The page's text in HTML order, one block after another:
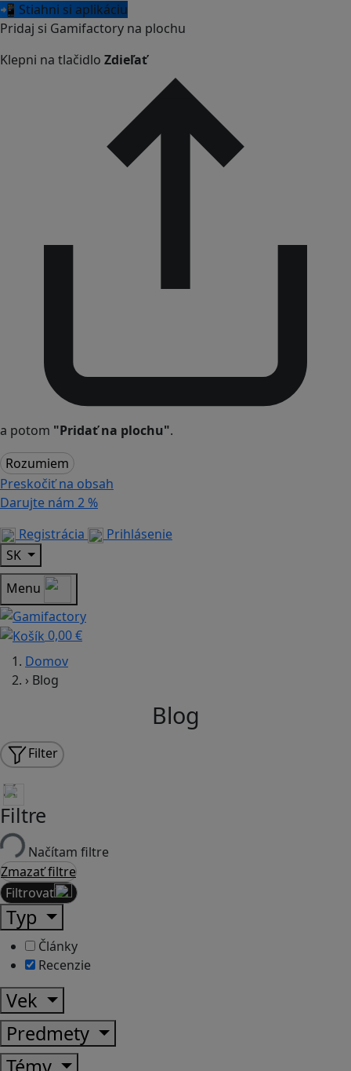
📲 Stiahni si aplikáciu
Pridaj si Gamifactory na plochu
Klepni na tlačidlo Zdieľať
a potom "Pridať na plochu".
Rozumiem
Preskočiť na obsah
Darujte nám 2 %
Registrácia
Prihlásenie
SK
Menu
0,00 €
Domov
› Blog
Blog
Filter
Filtre
Načítam filtre
Zmazať filtre
Filtrovať
Typ
Články
Recenzie
Vek
Predmety